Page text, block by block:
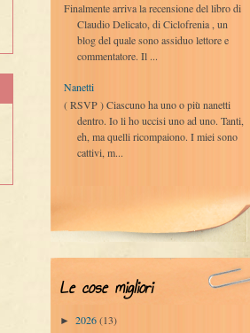
Finalmente arriva la recensione del libro di
Claudio Delicato, di Ciclofrenia , un
blog del quale sono assiduo lettore e
commentatore. Il ...
Nanetti
( RSVP ) Ciascuno ha uno o più nanetti
dentro. Io li ho uccisi uno ad uno. Tanti,
eh, ma quelli ricompaiono. I miei sono
cattivi, m...
Le cose migliori
► 2026(13)